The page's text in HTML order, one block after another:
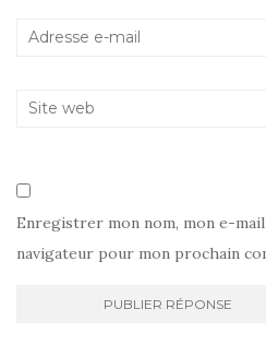
Enregistrer mon nom, mon e-
navigateur pour mon prochain